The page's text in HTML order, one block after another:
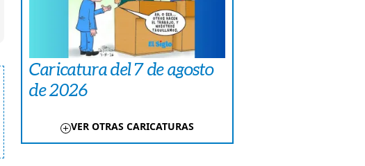
Caricatura del 7 de agosto
de 2026
VER OTRAS CARICATURAS